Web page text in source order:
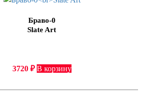
Браво-0
Slate Art
3720 ₽ В корзину